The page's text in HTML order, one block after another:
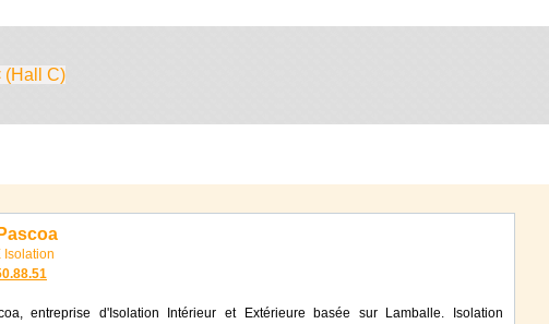
(Hall C)
Isolation
entreprise d'Isolation Intérieur et Extérieure basée sur Lamballe. Isolation